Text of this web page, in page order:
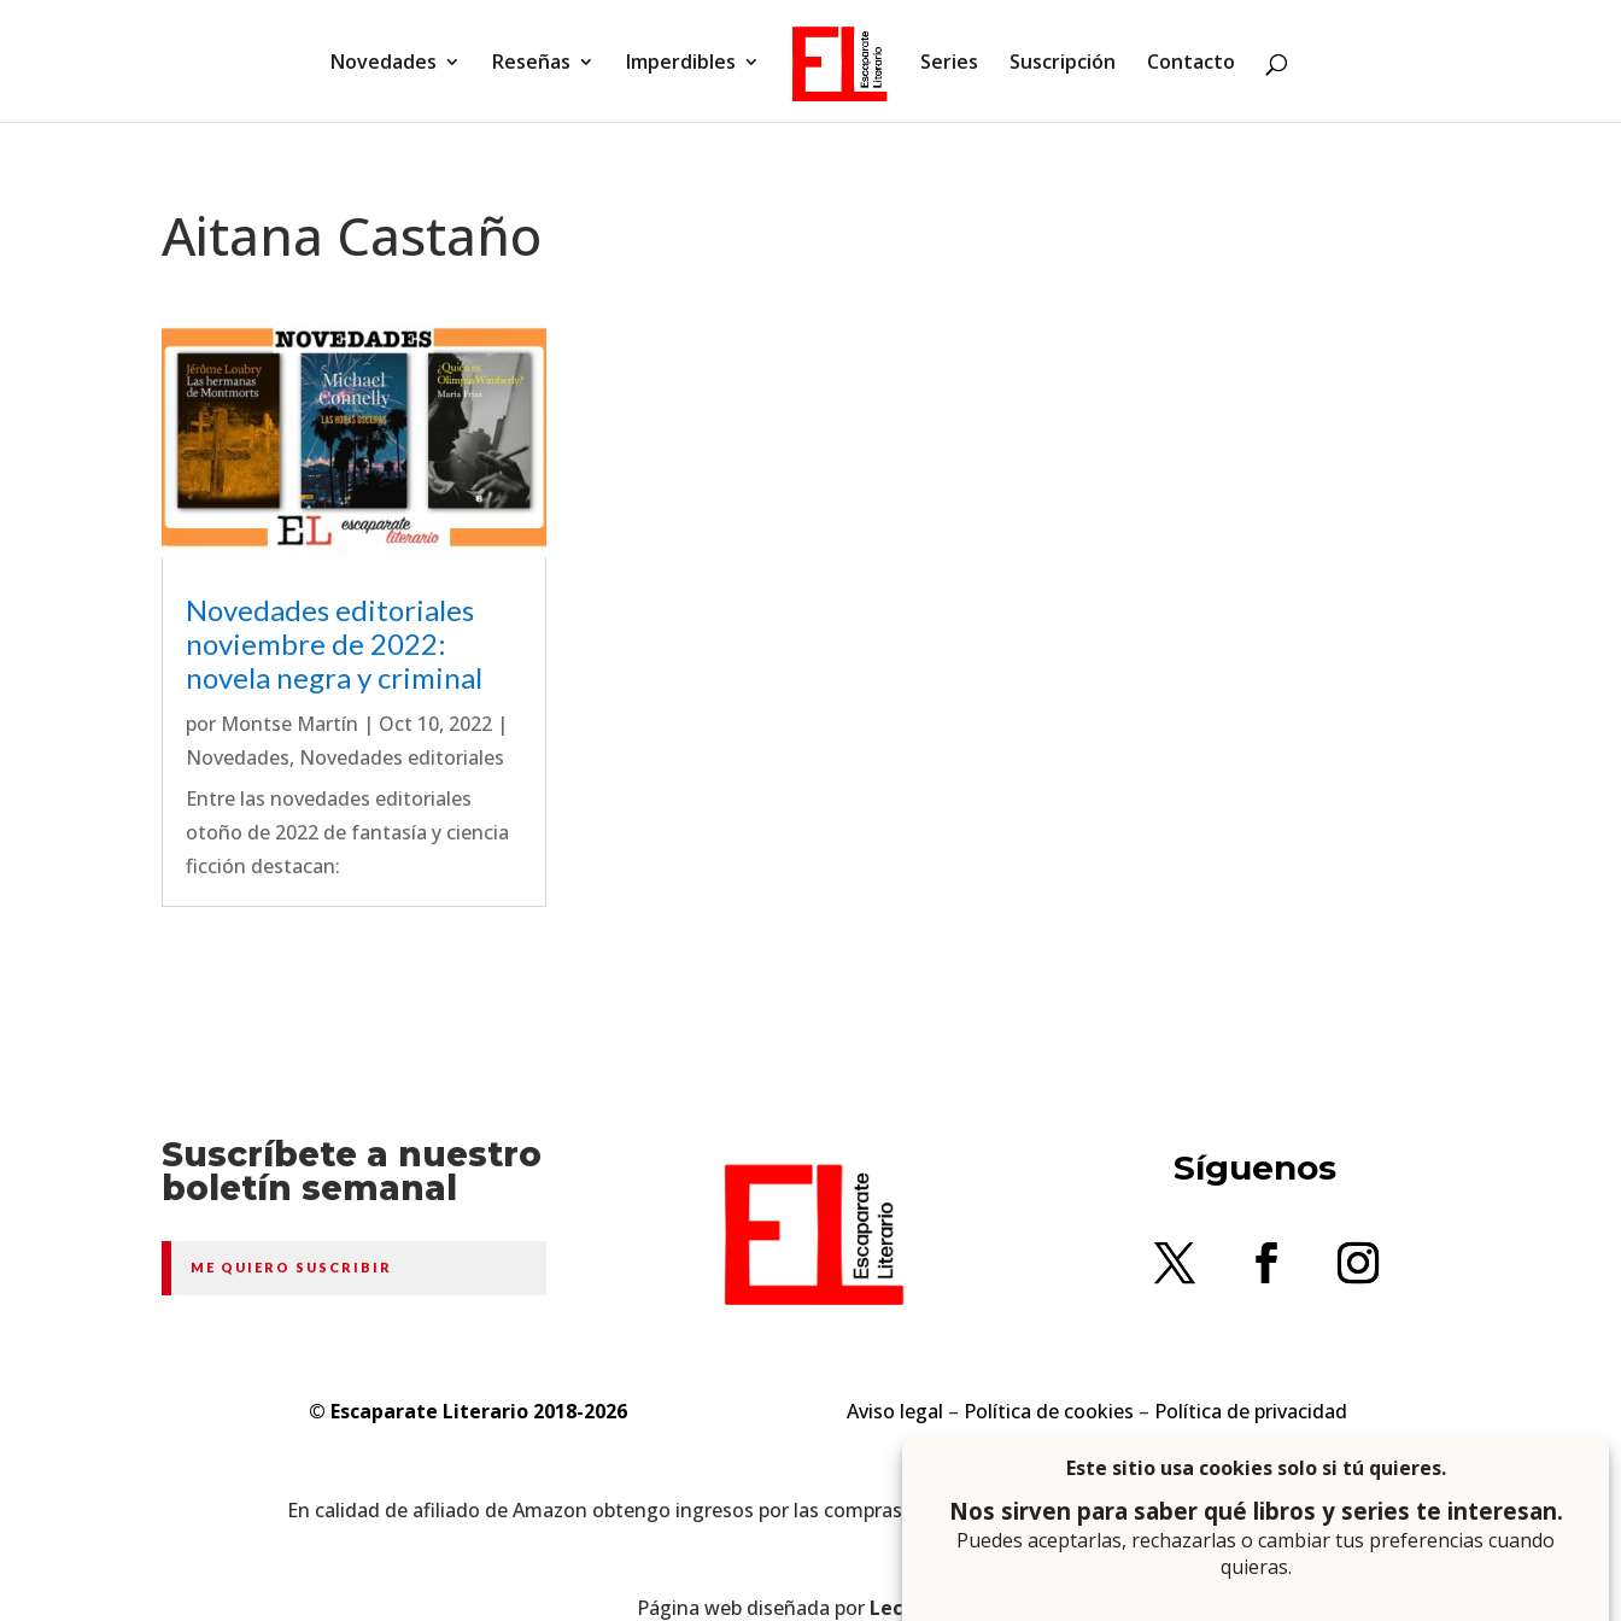
Novedades Reseñas Imperdibles Series Suscripción Contacto
Aitana Castaño
Novedades editoriales
noviembre de 2022:
novela negra y criminal
por Montse Martín | Oct 10, 2022 |
Novedades, Novedades editoriales
Entre las novedades editoriales
otoño de 2022 de fantasía y ciencia
ficción destacan:
Suscríbete a nuestro
boletín semanal
ME QUIERO SUSCRIBIR
Síguenos
© Escaparate Literario 2018-2026 Aviso legal – Política de cookies – Política de privacidad
En calidad de afiliado de Amazon obtengo ingresos por las compras adscritas que cumplen los requisitos aplicables
Página web diseñada por Lector Cero